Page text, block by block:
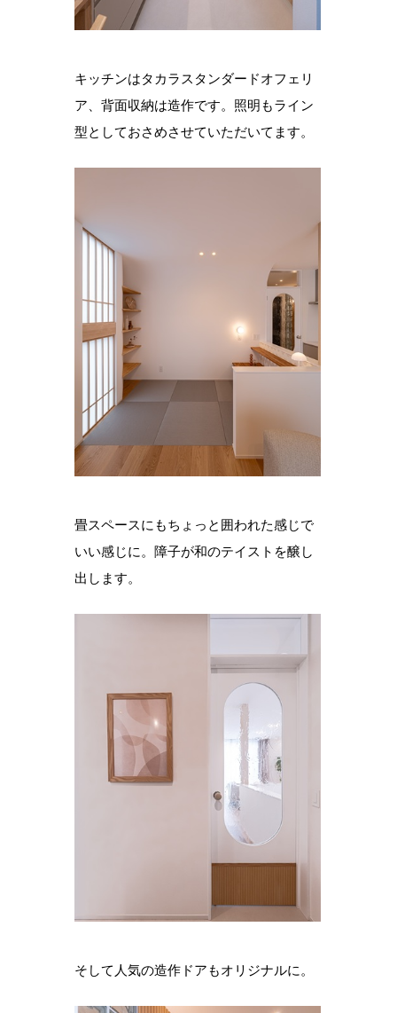
キッチンはタカラスタンダードオフェリ
ア、背面収納は造作です。照明もライン
型としておさめさせていただいてます。
畳スペースにもちょっと囲われた感じで
いい感じに。障子が和のテイストを醸し
出します。
そして人気の造作ドアもオリジナルに。